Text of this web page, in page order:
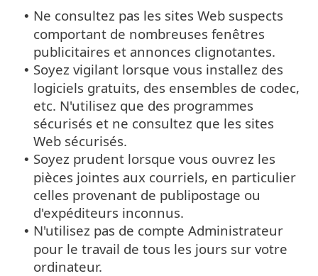
• Ne consultez pas les sites Web suspects
comportant de nombreuses fenêtres
publicitaires et annonces clignotantes.
• Soyez vigilant lorsque vous installez des
logiciels gratuits, des ensembles de codec,
etc. N'utilisez que des programmes
sécurisés et ne consultez que les sites
Web sécurisés.
• Soyez prudent lorsque vous ouvrez les
pièces jointes aux courriels, en particulier
celles provenant de publipostage ou
d'expéditeurs inconnus.
• N'utilisez pas de compte Administrateur
pour le travail de tous les jours sur votre
ordinateur.